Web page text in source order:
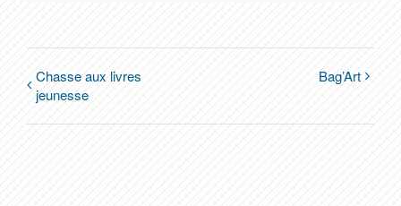
Chasse aux livres
jeunesse
Bag’Art